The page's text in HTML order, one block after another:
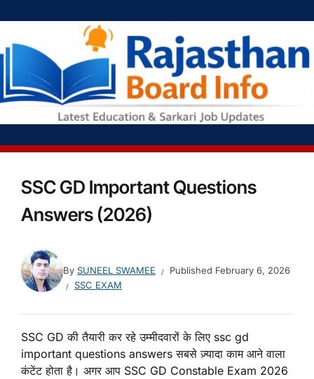
SSC GD Important Questions
Answers (2026)
By SUNEEL SWAMEE Published February 6, 2026
SSC EXAM
SSC GD की तैयारी कर रहे उम्मीदवारों के लिए ssc gd
important questions answers सबसे ज़्यादा काम आने वाला
कंटेंट होता है। अगर आप SSC GD Constable Exam 2026